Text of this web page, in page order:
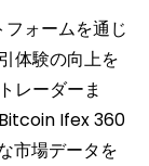
ォームを通じ
体験の向上を
レーダーま
Ifex 360
市場データを